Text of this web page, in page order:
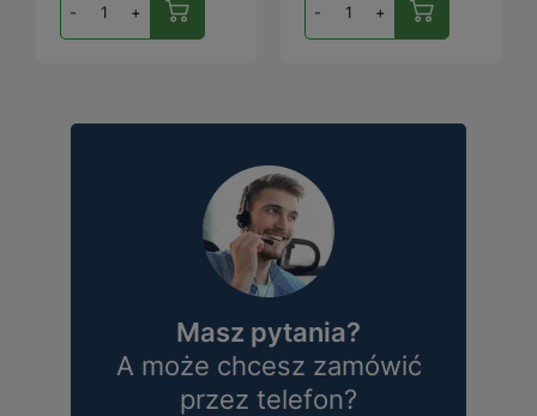
- + - +
Masz pytania?
A może chcesz zamówić
przez telefon?